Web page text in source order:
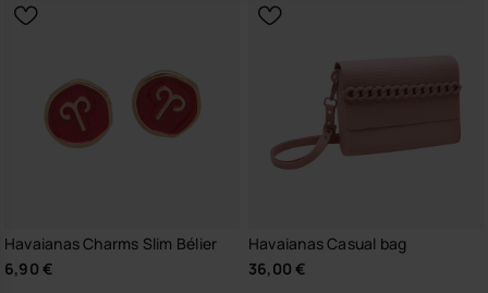
Havaianas Charms Slim Bélier
6,90 €
Havaianas Casual bag
36,00 €